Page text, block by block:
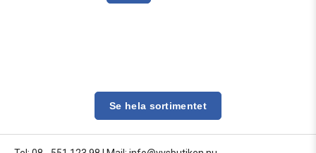
Se hela sortimentet